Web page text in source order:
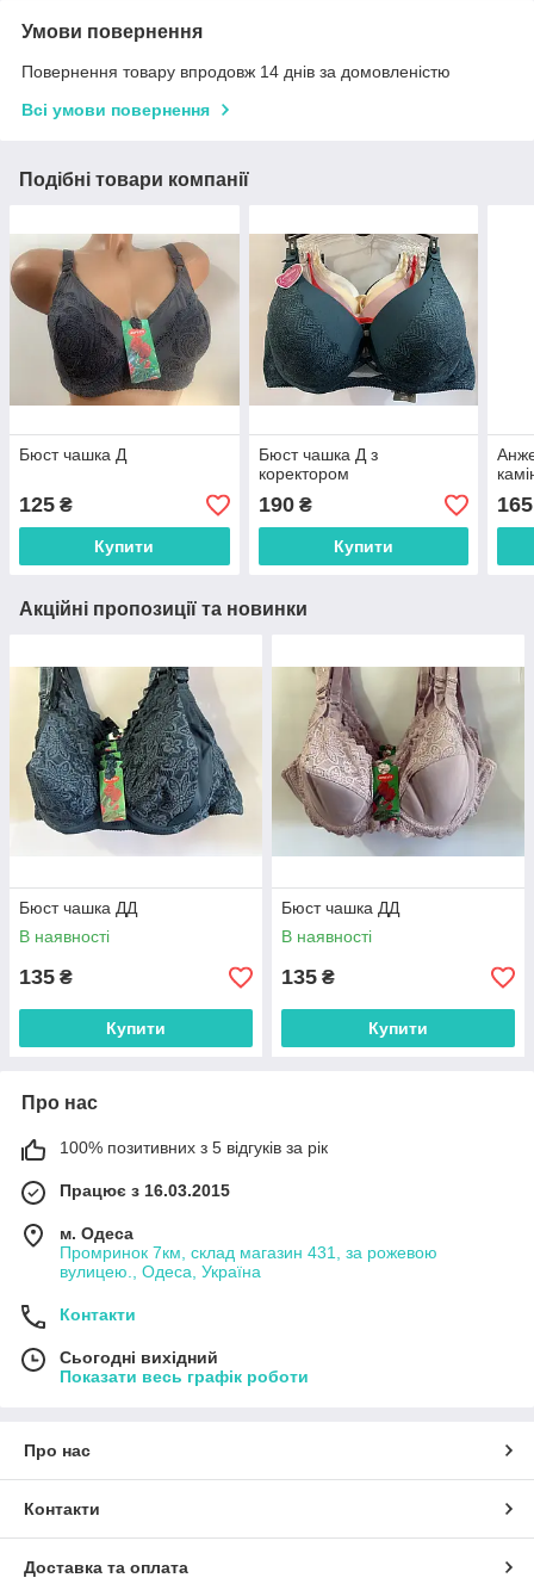
Умови повернення
Повернення товару впродовж 14 днів за домовленістю
Всі умови повернення
Подібні товари компанії
Бюст чашка Д
125 ₴
Купити
Бюст чашка Д з
коректором
190₴
Купити
165
Акційні пропозиції та новинки
Бюст чашка ДД
В наявності
135 ₴
Купити
Бюст чашка ДД
В наявності
135 ₴
Купити
Про нас
100% позитивних з 5 відгуків за рік
Працює з 16.03.2015
м. Одеса
Промринок 7км, склад магазин 431, за рожевою
вулицею., Одеса, Україна
Контакти
Сьогодні вихідний
Показати весь графік роботи
Про нас
Контакти
Доставка та оплата